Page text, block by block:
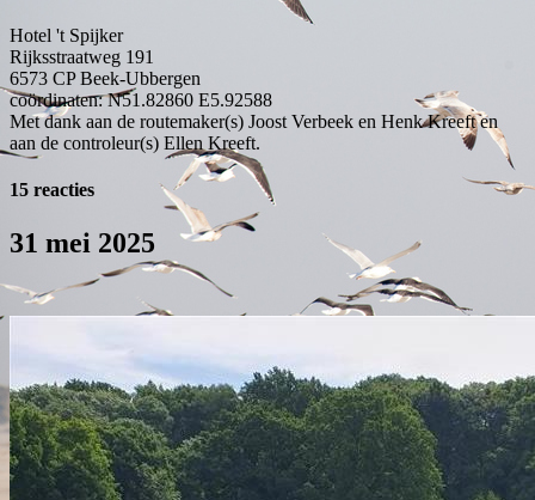
Hotel 't Spijker
Rijksstraatweg 191
6573 CPBeek-Ubbergen
coördinaten: N51.82860 E5.92588
Met dank aan de routemaker(s) Joost Verbeek en Henk Kreeft en
aan de controleur(s) Ellen Kreeft.
15 reacties
31 mei 2025